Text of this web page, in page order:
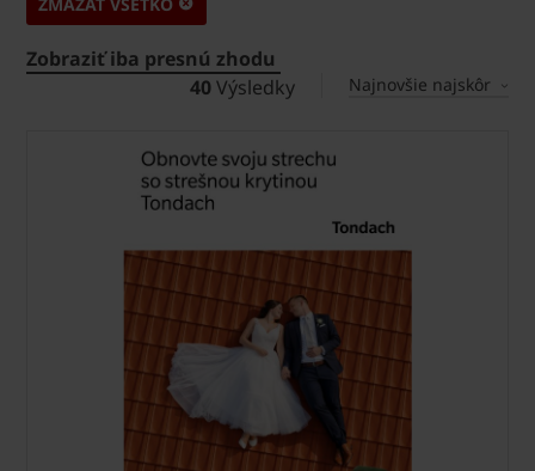
Zobraziť iba presnú zhodu
40Výsledky Najnovšie najskôr